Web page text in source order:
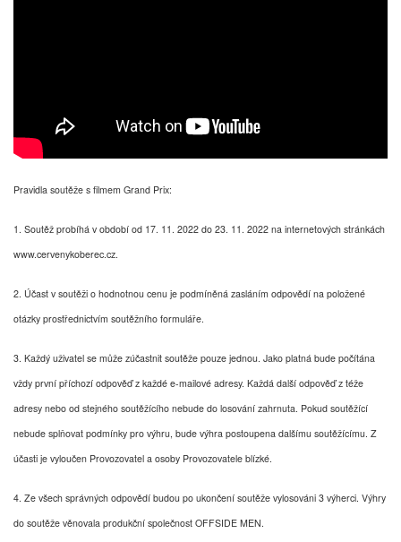
Pravidla soutěže s filmem Grand Prix:
1. Soutěž probíhá v období od 17. 11. 2022 do 23. 11. 2022 na internetových stránkách
www.cervenykoberec.cz.
2. Účast v soutěži o hodnotnou cenu je podmíněná zasláním odpovědí na položené
otázky prostřednictvím soutěžního formuláře.
3. Každý uživatel se může zúčastnit soutěže pouze jednou. Jako platná bude počítána
vždy první příchozí odpověď z každé e-mailové adresy. Každá další odpověď z téže
adresy nebo od stejného soutěžícího nebude do losování zahrnuta. Pokud soutěžící
nebude splňovat podmínky pro výhru, bude výhra postoupena dalšímu soutěžícímu. Z
účasti je vyloučen Provozovatel a osoby Provozovatele blízké.
4. Ze všech správných odpovědí budou po ukončení soutěže vylosováni 3 výherci. Výhry
do soutěže věnovala produkční společnost OFFSIDE MEN.